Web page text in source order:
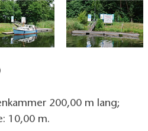
200,00 m lang;
10,00 m.